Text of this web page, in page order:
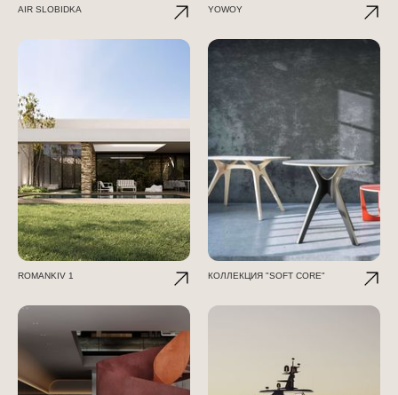
AIR SLOBIDKA YOWOY
ROMANKIV 1 КОЛЛЕКЦИЯ "SOFT CORE"